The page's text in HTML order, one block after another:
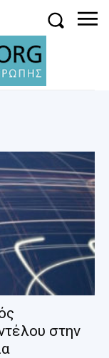
στην